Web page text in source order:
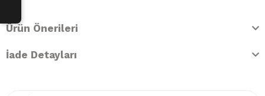
Ürün Önerileri
İade Detayları